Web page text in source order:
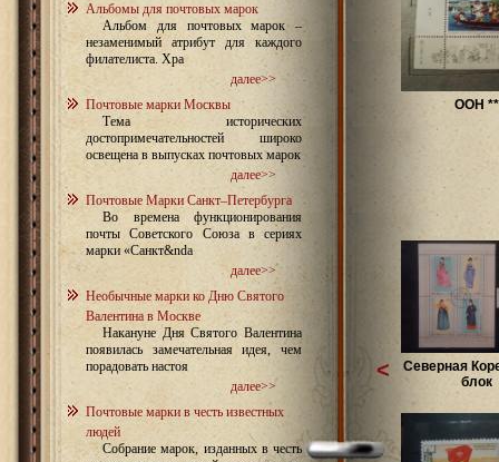
Альбомы для почтовых марок
Альбом для почтовых марок –
незаменимый атрибут для каждого
филателиста. Хра
далее>>
Почтовые марки Москвы
Тема исторических
достопримечательностей широко
освещена в выпусках почтовых марок
далее>>
Почтовые Марки Санкт–Петербурга
Во времена функционирования
почты Советского Союза в сериях
марки «Санкт&nda
далее>>
Необычные марки ко Дню Святого
Валентина в Москве
Накануне Дня Святого Валентина
появилась замечательная идея, чем
порадовать настоя
далее>>
Почтовые марки в честь известных
людей
Собрание марок, изданных в честь
ООН **
Северная
блок
<